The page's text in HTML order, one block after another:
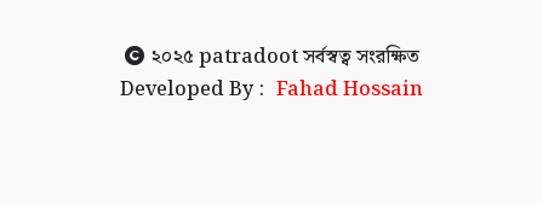
২০২৫ patradootসর্বস্বত্ব সংরক্ষিত
Developed By : Fahad Hossain